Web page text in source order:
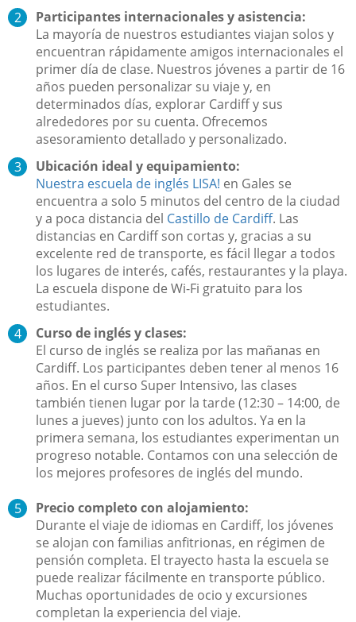
Participantes internacionales y asistencia:
La mayoría de nuestros estudiantes viajan solos y
encuentran rápidamente amigos internacionales el
primer día de clase. Nuestros jóvenes a partir de 16
años pueden personalizar su viaje y, en
determinados días, explorar Cardiff y sus
alrededores por su cuenta. Ofrecemos
asesoramiento detallado y personalizado.
Ubicación ideal y equipamiento:
Nuestra escuela de inglés LISA! en Gales se
encuentra a solo 5 minutos del centro de la ciudad
y a poca distancia del Castillo de Cardiff. Las
distancias en Cardiff son cortas y, gracias a su
excelente red de transporte, es fácil llegar a todos
los lugares de interés, cafés, restaurantes y la playa.
La escuela dispone de Wi-Fi gratuito para los
estudiantes.
Curso de inglés y clases:
El curso de inglés se realiza por las mañanas en
Cardiff. Los participantes deben tener al menos 16
años. En el curso Super Intensivo, las clases
también tienen lugar por la tarde (12:30 – 14:00, de
lunes a jueves) junto con los adultos. Ya en la
primera semana, los estudiantes experimentan un
progreso notable. Contamos con una selección de
los mejores profesores de inglés del mundo.
Precio completo con alojamiento:
Durante el viaje de idiomas en Cardiff, los jóvenes
se alojan con familias anfitrionas, en régimen de
pensión completa. El trayecto hasta la escuela se
puede realizar fácilmente en transporte público.
Muchas oportunidades de ocio y excursiones
completan la experiencia del viaje.